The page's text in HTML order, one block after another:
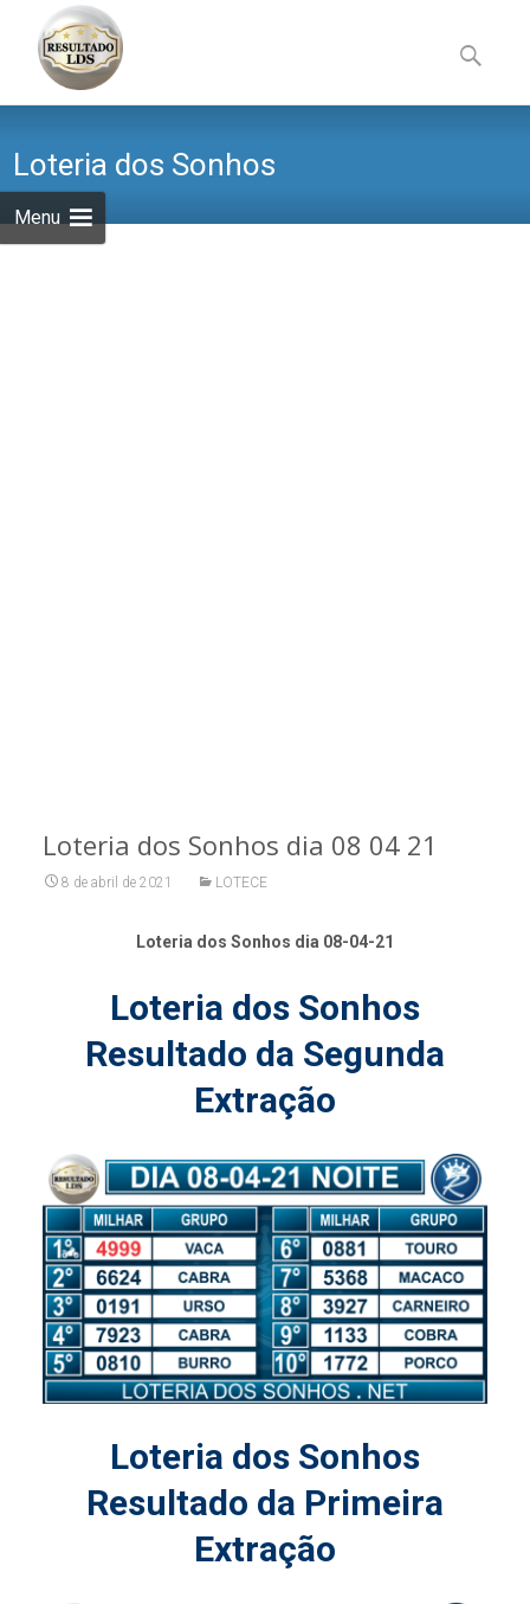
Menu
to
content
por:
Loteria dos Sonhos
Loteria dos Sonhos dia 08 04 21
8 de abril de 2021 LOTECE
Loteria dos Sonhos dia 08-04-21
Loteria dos Sonhos
Resultado da Segunda
Extração
Loteria dos Sonhos
Resultado da Primeira
Extração